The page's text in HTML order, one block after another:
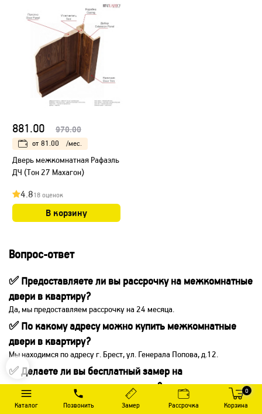
Каталог Позвонить Замер Рассрочка
0
Корзина
881.00 970.00
от 81.00 /мес.
Дверь межкомнатная Рафаэль
ДЧ (Тон 27 Махагон)
4.818 оценок
В корзину
Вопрос-ответ
✅ Предоставляете ли вы рассрочку на межкомнатные
двери в квартиру?
Да, мы предоставляем рассрочку на 24 месяца.
✅ По какому адресу можно купить межкомнатные
двери в квартиру?
Мы находимся по адресу г. Брест, ул. Генерала Попова, д.12.
✅ Делаете ли вы бесплатный замер на
межкомнатные двери в квартиру?
Да, мы делаем замер в Бресте абсолютно бесплатно.